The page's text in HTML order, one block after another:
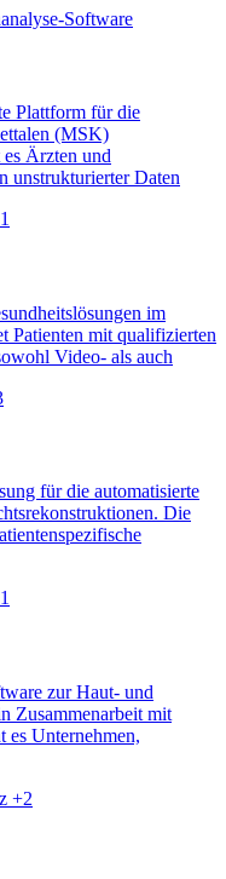
Software
Plattform für die
(MSK)
Ärzten und
unstrukturierter Daten
im
Patienten mit qualifizierten
Video- als auch
für die automatisierte
Die
zur Haut- und
Zusammenarbeit mit
es Unternehmen,
+2